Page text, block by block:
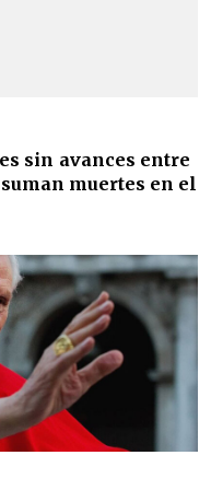
sin avances entre
muertes en el